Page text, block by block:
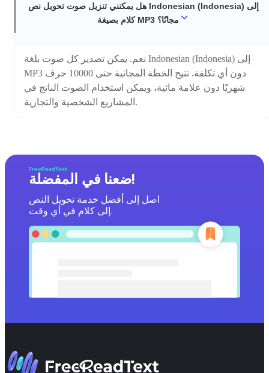
هل يمكنني تنزيل صوت تحويل نص Indonesian (Indonesia) إلى
كلام بصيغة MP3 مجانًا؟
نعم. يمكن تصدير كل صوت بلغة Indonesian (Indonesia) إلى
MP3 دون أي تكلفة. تتيح الخطة المجانية حتى 10000 حرف
شهريًا دون علامة مائية، ويمكن استخدام الصوت الناتج في
المشاريع الشخصية والتجارية.
ضعنا في المفضلة!
اصل إلى أفضل خدمة تحويل النص
إلى كلام في أي وقت.